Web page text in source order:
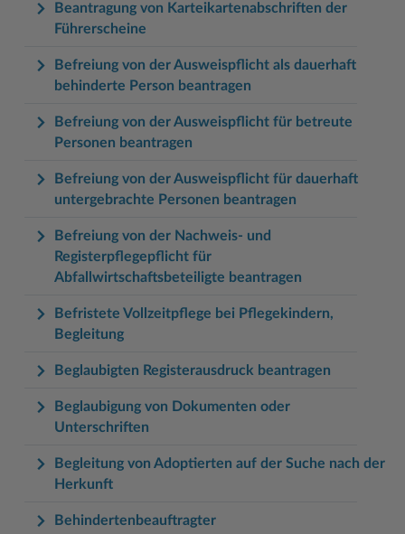
Beantragung von Karteikartenabschriften der
Führerscheine
Befreiung von der Ausweispflicht als dauerhaft
behinderte Person beantragen
Befreiung von der Ausweispflicht für betreute
Personen beantragen
Befreiung von der Ausweispflicht für dauerhaft
untergebrachte Personen beantragen
Befreiung von der Nachweis- und
Registerpflegepflicht für
Abfallwirtschaftsbeteiligte beantragen
Befristete Vollzeitpflege bei Pflegekindern,
Begleitung
Beglaubigten Registerausdruck beantragen
Beglaubigung von Dokumenten oder
Unterschriften
Begleitung von Adoptierten auf der Suche nach der
Herkunft
Behindertenbeauftragter